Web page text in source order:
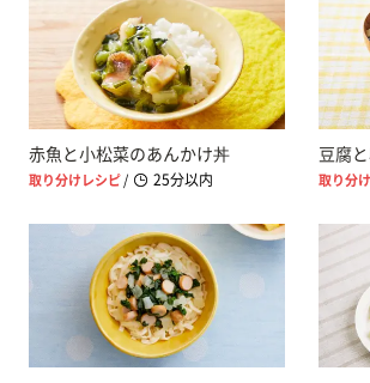
赤魚と小松菜のあんかけ丼
取り分けレシピ / 25分以内
豆腐
取り分